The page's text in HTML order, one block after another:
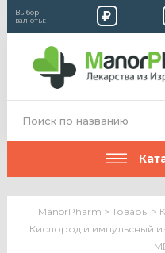
Выбор
валюты:
ManorPharm > Товары >
Кислород и импульсный